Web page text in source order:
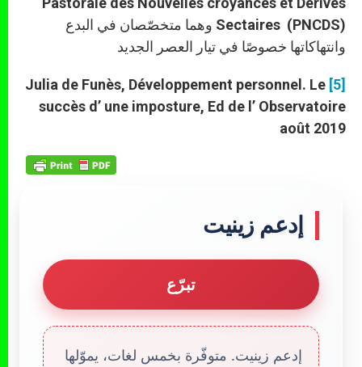
Sectaires (PNCDS) وهما متخصّصان في البدع
وانتهاكاتها خصوصًا في تيار العصر الجديد
[5]
Julia de Funès, Développement personnel. Le
succès d’ une imposture, Ed de l’ Observatoire
août 2019
إدعم زينيت
تبرّع
إدعم زينيت. متوفّرة بخمس لغات، يموّلها